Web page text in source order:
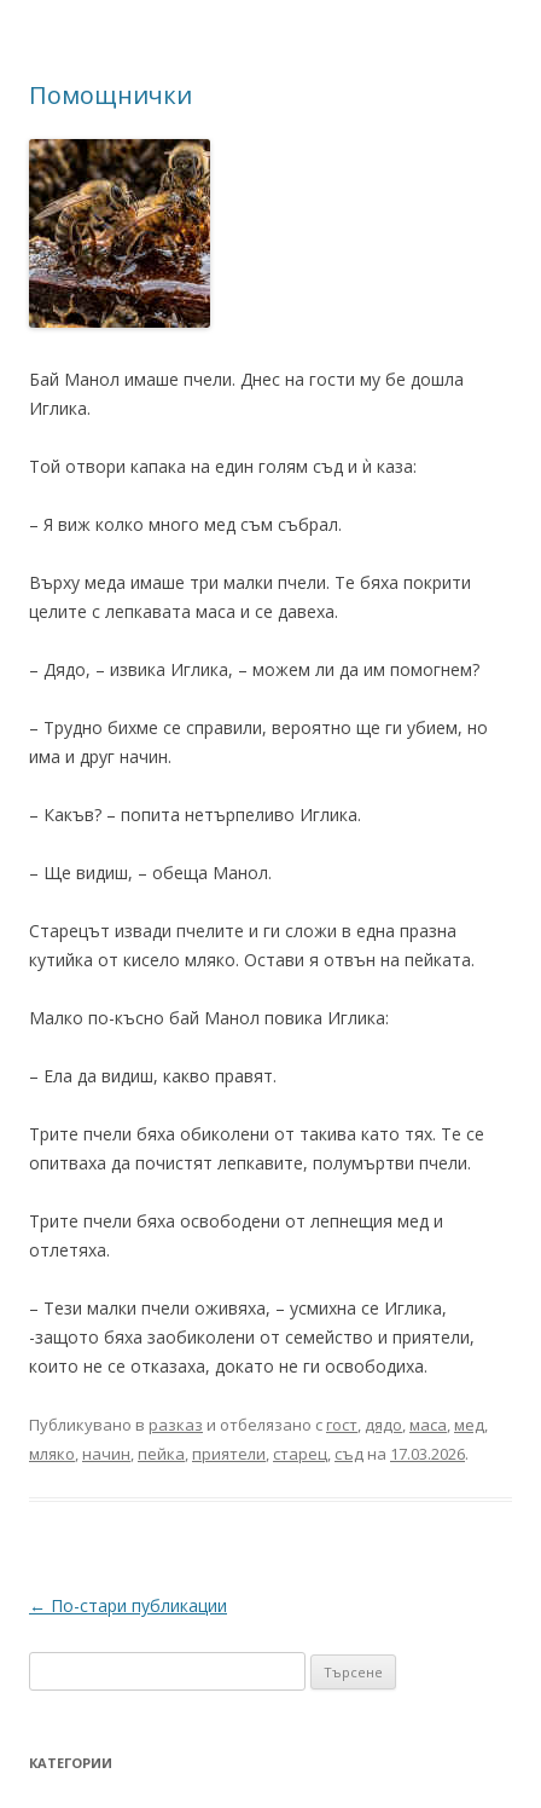
Помощнички
Бай Манол имаше пчели. Днес на гости му бе дошла
Иглика.
Той отвори капака на един голям съд и ѝ каза:
– Я виж колко много мед съм събрал.
Върху меда имаше три малки пчели. Те бяха покрити
целите с лепкавата маса и се давеха.
– Дядо, – извика Иглика, – можем ли да им помогнем?
– Трудно бихме се справили, вероятно ще ги убием, но
има и друг начин.
– Какъв? – попита нетърпеливо Иглика.
– Ще видиш, – обеща Манол.
Старецът извади пчелите и ги сложи в една празна
кутийка от кисело мляко. Остави я отвън на пейката.
Малко по-късно бай Манол повика Иглика:
– Ела да видиш, какво правят.
Трите пчели бяха обиколени от такива като тях. Те се
опитваха да почистят лепкавите, полумъртви пчели.
Трите пчели бяха освободени от лепнещия мед и
отлетяха.
– Тези малки пчели оживяха, – усмихна се Иглика,
-защото бяха заобиколени от семейство и приятели,
които не се отказаха, докато не ги освободиха.
Публикувано в разказ и отбелязано с гост дядо маса мед
мляко начин пейка приятели старец съд на 17.03.2026.
Навигация
← По-стари публикации
за:
КАТЕГОРИИ